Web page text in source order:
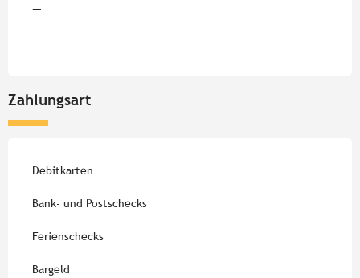
—
Zahlungsart
Debitkarten
Bank- und Postschecks
Ferienschecks
Bargeld